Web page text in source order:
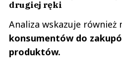
drugiej ręki
Analiza wskazuje również
konsumentów do
produktów.